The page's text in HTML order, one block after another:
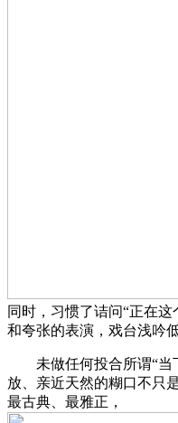
同时，习惯了诘问“正在
和夸张的表演，戏台浅吟
未做任何投合所谓“当
放、亲近天然的糊口不只
最古典、最雅正，